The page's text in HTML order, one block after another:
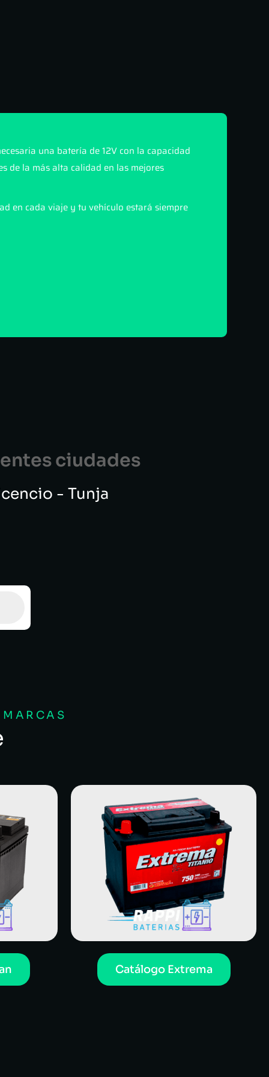
una batería de 12V con la capacidad
de la más alta calidad en las mejores
en cada viaje y tu vehículo estará siempre
ciudades
- Tunja
Catálogo Extrema